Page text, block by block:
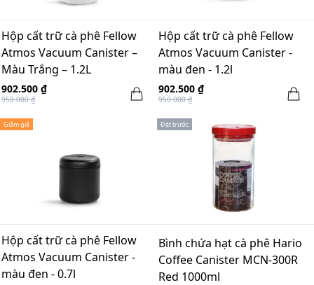
Hộp cất trữ cà phê Fellow
Atmos Vacuum Canister –
Màu Trắng – 1.2L
902.500 ₫
950.000 ₫
Hộp cất trữ cà phê Fellow
Atmos Vacuum Canister -
màu đen - 1.2l
902.500 ₫
950.000 ₫
Giảm giá
Hộp cất trữ cà phê Fellow
Atmos Vacuum Canister -
màu đen - 0.7l
Đặt trước
Bình chứa hạt cà phê Hario
Coffee Canister MCN-300R
Red 1000ml